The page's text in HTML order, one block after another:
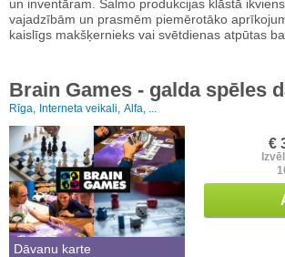
un inventāram. Salmo produkcijas klāstā
vajadzībām un prasmēm piemērotāko
kaislīgs makšķernieks vai svētdienas atpūtas
Brain Games - galda spēles
Rīga, Interneta veikali, Alfa, ...
Dāvanu karte
€